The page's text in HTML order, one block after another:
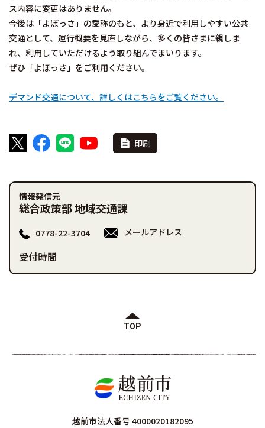
ス内容に変更はありません。
今後は「よぼっさ」の愛称のもと、より身近で利用しやすい公共
交通として、運行概要を見直しながら、多くの皆さまに親しま
れ、利用していただけるよう取り組んでまいります。
ぜひ「よぼっさ」をご利用ください。
デマンド交通について、詳しくはこちらをご覧ください。
印刷
情報発信元
総合政策部 地域交通課
0778-22-3704 メールアドレス
受付時間
TOP
越前市法人番号 4000020182095